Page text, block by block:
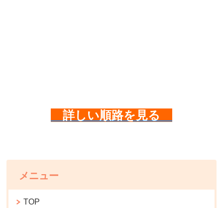
詳しい順路を見る
メニュー
TOP